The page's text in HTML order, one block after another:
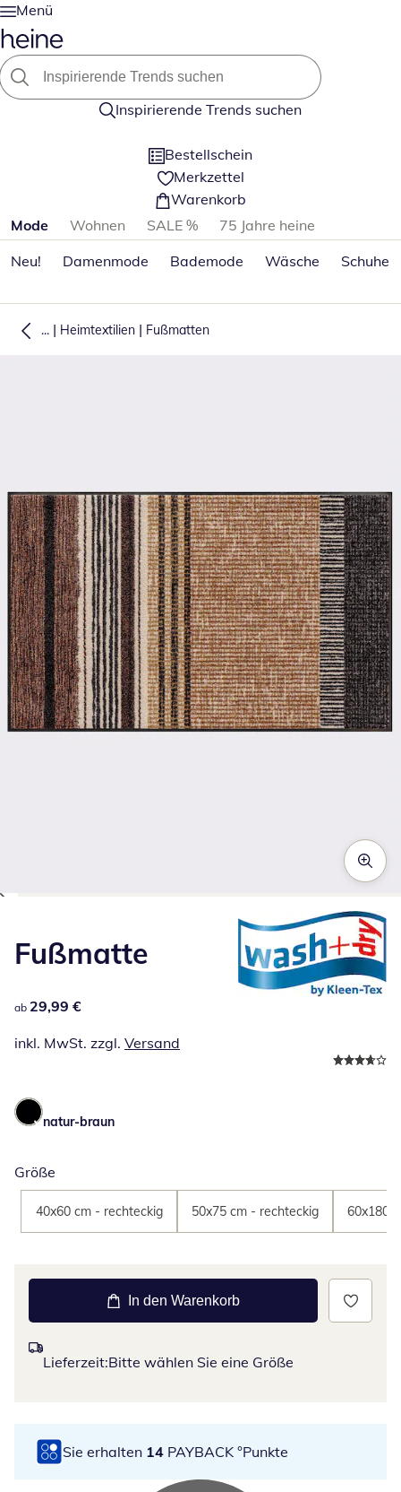
Menü
Inspirierende Trends suchen
Bestellschein
Merkzettel
Warenkorb
Produktkategorien überspringen
Mode Wohnen SALE %
75 Jahre heine
Neu!
Damenmode Bademode Wäsche Schuhe
... | Heimtextilien | Fußmatten
Fußmatte
29,99 €
ab 29,99 €
inkl. MwSt. zzgl. Versand
natur-braun
Größe
40x60 cm - rechteckig 50x75 cm - rechteckig 60x180
In den Warenkorb
Lieferzeit:Bitte wählen Sie eine Größe
Sie erhalten 14 PAYBACK °Punkte